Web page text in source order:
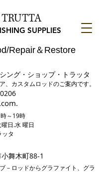
SUPPLIES
Repair＆Restore
ング・ショップ・トラッタ
、カスタムロッドのご案内です。
～19時
日.水 曜日
ッタ
舞木町88-1
－ロッドからグラファイト、グラ